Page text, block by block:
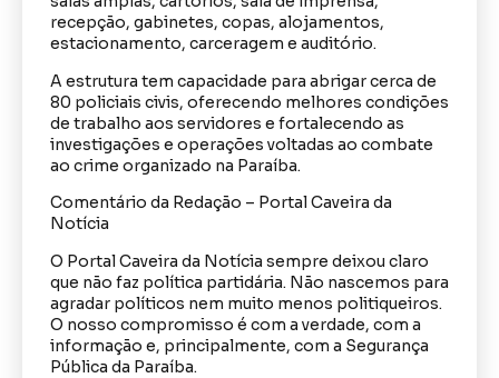
recepção, gabinetes, copas, alojamentos,
estacionamento, carceragem e auditório.
A estrutura tem capacidade para abrigar cerca de
80 policiais civis, oferecendo melhores condições
de trabalho aos servidores e fortalecendo as
investigações e operações voltadas ao combate
ao crime organizado na Paraíba.
Comentário da Redação – Portal Caveira da
Notícia
O Portal Caveira da Notícia sempre deixou claro
que não faz política partidária. Não nascemos para
agradar políticos nem muito menos politiqueiros.
O nosso compromisso é com a verdade, com a
informação e, principalmente, com a Segurança
Pública da Paraíba.